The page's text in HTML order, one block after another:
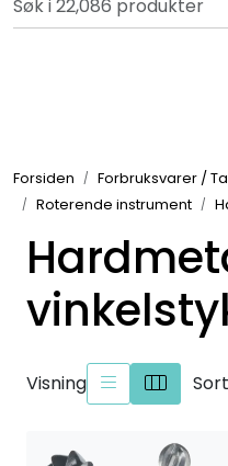
Skip to main content
Bli totalkunde og
Forsiden Forbruksvarer /
Roterende instrument
Visning
Småutstyr
Utstyr
Klinikkplanlegging /
Service
Aktuelt